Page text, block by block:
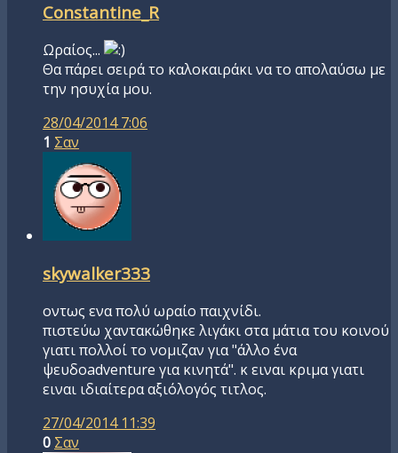
Constantine_R
Ωραίος...
Θα πάρει σειρά το καλοκαιράκι να το απολαύσω με
την ησυχία μου.
28/04/2014 7:06
1 Σαν
skywalker333
οντως ενα πολύ ωραίο παιχνίδι.
πιστεύω χαντακώθηκε λιγάκι στα μάτια του κοινού
γιατι πολλοί το νομιζαν για "άλλο ένα
ψευδοadventure για κινητά". κ ειναι κριμα γιατι
ειναι ιδιαίτερα αξιόλογός τιτλος.
27/04/2014 11:39
0 Σαν